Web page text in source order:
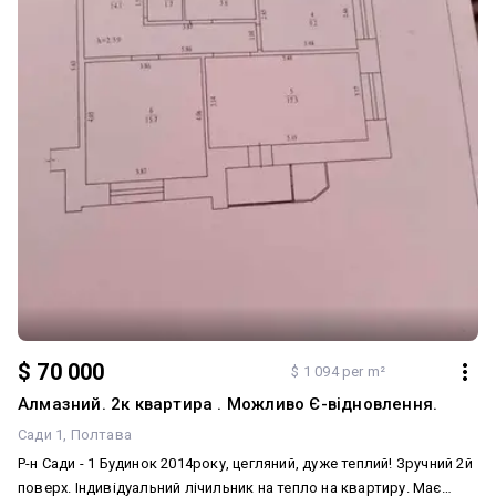
$ 70 000 $ 1 094 per m²
Алмазний. 2к квартира . Можливо Є-відновлення.
Сади 1
Полтава
Р-н Сади - 1 Будинок 2014року, цегляний, дуже теплий! Зручний 2й
поверх. Індивідуальний лічильник на тепло на квартиру. Має